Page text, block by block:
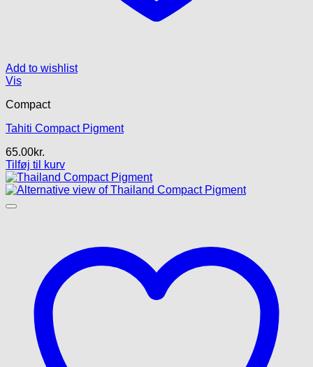
Add to wishlist
Vis
Compact
Tahiti Compact Pigment
65.00kr.
Tilføj til kurv